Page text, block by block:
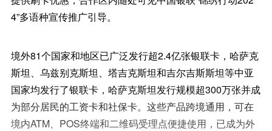
4”多语种宣传推广引导。
境外81个国家和地区已广泛发行超2.4亿张银联卡，哈萨克
斯坦、乌兹别克斯坦、塔吉克斯坦和吉尔吉斯斯坦等中亚
国家均发行了银联卡，哈萨克斯坦发行规模超300万张并成
为部分居民的工资卡和社保卡。这些产品跨境通用，可在
境内ATM、POS终端和二维码受理点便捷使用，已成为外